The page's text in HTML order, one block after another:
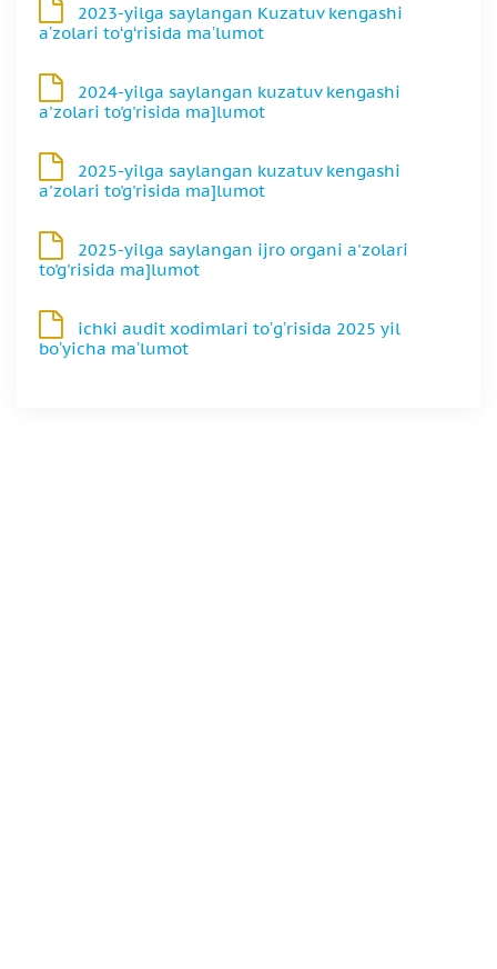
ichki audit xodimlari toʼgʼrisida 2025 yil
boʼyicha maʼlumot
2025-yilga saylangan ijro organi a'zolari
to'g'risida ma]lumot
2025-yilga saylangan kuzatuv kengashi
a'zolari to'g'risida ma]lumot
2024-yilga saylangan kuzatuv kengashi
a'zolari to'g'risida ma]lumot
2023-yilga saylangan Kuzatuv kengashi
aʼzolari to‘g‘risida maʼlumot